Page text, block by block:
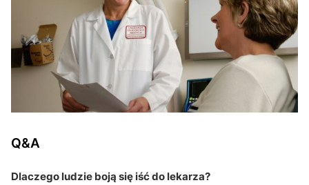
Q&A
Dlaczego ludzie boją się iść do lekarza?